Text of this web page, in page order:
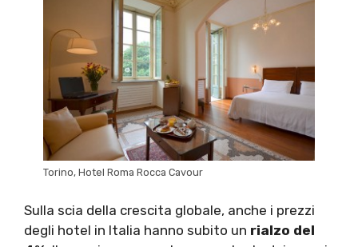
Torino, Hotel Roma Rocca Cavour
Sulla scia della crescita globale, anche i prezzi
degli hotel in Italia hanno subito un rialzo del